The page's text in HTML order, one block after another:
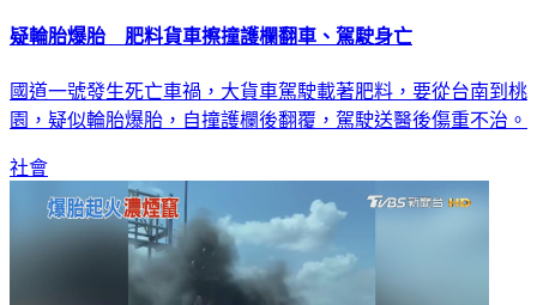
疑輪胎爆胎 肥料貨車擦撞護欄翻車、駕駛身亡
國道一號發生死亡車禍，大貨車駕駛載著肥料，要從台南到桃
園，疑似輪胎爆胎，自撞護欄後翻覆，駕駛送醫後傷重不治。
社會